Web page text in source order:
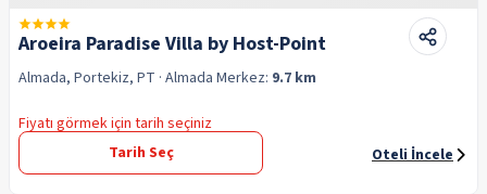
Aroeira Paradise Villa by Host-Point
Almada, Portekiz, PT · Almada Merkez: 9.7 km
Fiyatı görmek için tarih seçiniz
Tarih Seç
Oteli İncele